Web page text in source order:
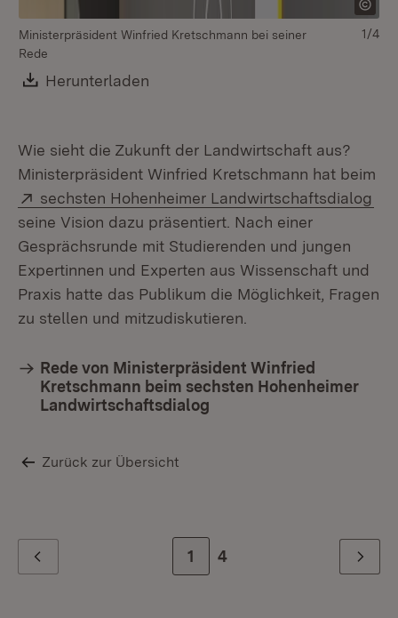
Ministerpräsident Winfried Kretschmann bei seiner
Rede
Download:
Herunterladen
1/4
Wie sieht die Zukunft der Landwirtschaft aus?
Ministerpräsident Winfried Kretschmann hat beim
Extern:
sechsten Hohenheimer Landwirtschaftsdialog
seine Vision dazu präsentiert. Nach einer
Gesprächsrunde mit Studierenden und jungen
Expertinnen und Experten aus Wissenschaft und
Praxis hatte das Publikum die Möglichkeit, Fragen
zu stellen und mitzudiskutieren.
Rede von Ministerpräsident Winfried
Kretschmann beim sechsten Hohenheimer
Landwirtschaftsdialog
Zurück zur Übersicht
Zur Seite
1 Zur letzten Seite
4 Weiter